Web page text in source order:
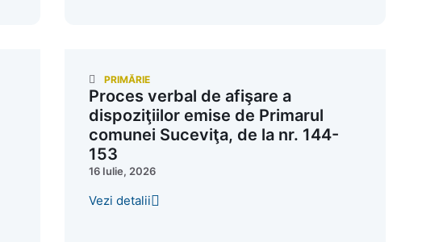
PRIMĂRIE
Proces verbal de afişare a
dispoziţiilor emise de Primarul
comunei Suceviţa, de la nr. 144-
153
16 Iulie, 2026
Vezi detalii